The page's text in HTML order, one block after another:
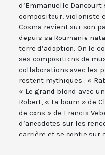
d’Emmanuelle Dancourt
compositeur, violoniste
Cosma revient sur son
depuis sa Roumanie
terre d’adoption. On le
ses compositions de
collaborations avec les
restent mythiques : «
« Le grand blond avec
Robert, « La boum » de
de cons » de Francis
d’anecdotes sur les
carrière et se confie sur